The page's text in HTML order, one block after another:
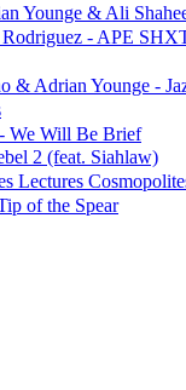
Younge & Ali
- APE
& Adrian Younge -
We Will Be Brief
2 (feat. Siahlaw)
Lectures
of the Spear